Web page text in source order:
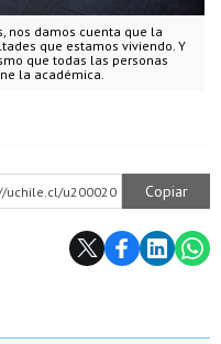
nos damos cuenta que la
que estamos viviendo. Y
que todas las personas
la académica.
uchile.cl/u200020 Copiar